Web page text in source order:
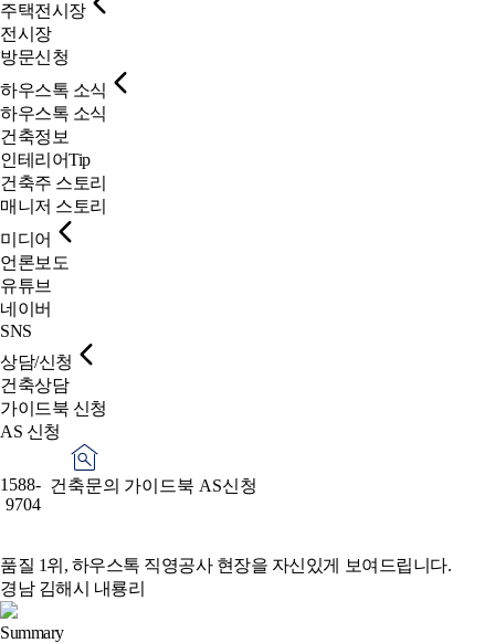
주택전시장
전시장
방문신청
하우스톡 소식
하우스톡 소식
건축정보
인테리어Tip
건축주 스토리
매니저 스토리
미디어
언론보도
유튜브
네이버
SNS
상담/신청
건축상담
가이드북 신청
AS 신청
1588-
9704
건축문의 가이드북 AS신청
품질 1위, 하우스톡 직영공사 현장을 자신있게 보여드립니다.
경남 김해시 내룡리
Summary